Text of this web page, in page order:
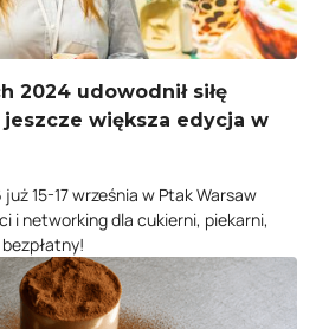
2024 udowodnił siłę
jeszcze większa edycja w
15-17 września w Ptak Warsaw
i networking dla cukierni, piekarni,